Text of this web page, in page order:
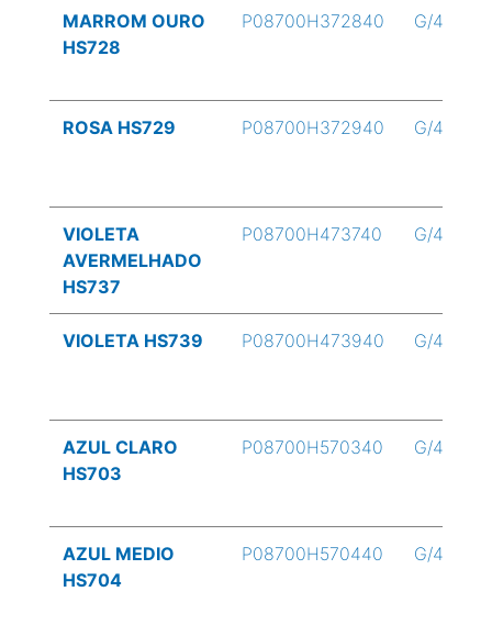
MARROM OURO
HS728
P08700H372840 G/4
ROSA HS729 P08700H372940 G/4
VIOLETA
AVERMELHADO
HS737
P08700H473740 G/4
VIOLETA HS739 P08700H473940 G/4
AZUL CLARO
HS703
P08700H570340 G/4
AZUL MEDIO
HS704
P08700H570440 G/4